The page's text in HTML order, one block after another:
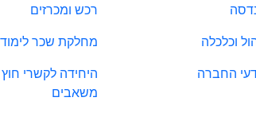
וכלכלה
החברה
רכש ומכרזים
מחלקת שכר לימוד
היחידה לקשרי חוץ
משאבים